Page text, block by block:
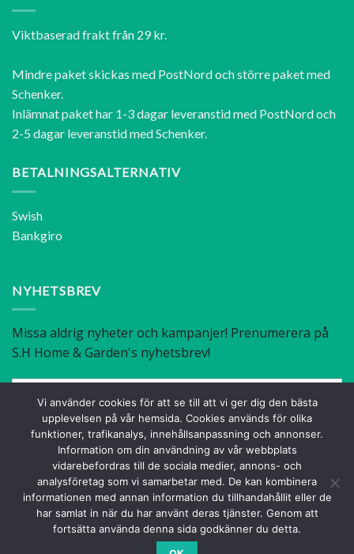
Viktbaserad frakt från 29 kr.
Mindre paket skickas med PostNord och större paket med
Schenker.
Inlämnat paket har 1-3 dagar leveranstid med PostNord och
2-5 dagar leveranstid med Schenker.
BETALNINGSALTERNATIV
Swish
Bankgiro
NYHETSBREV
Facebook
Instagram
Vi använder cookies för att se till att vi ger dig den bästa
upplevelsen på vår hemsida. Cookies används för olika
funktioner, trafikanalys, innehållsanpassning och annonser.
Information om din användning av vår webbplats
vidarebefordras till de sociala medier, annons- och
analysföretag som vi samarbetar med. De kan kombinera
informationen med annan information du tillhandahållit eller de
har samlat in när du har använt deras tjänster. Genom att
fortsätta använda denna sida godkänner du detta.